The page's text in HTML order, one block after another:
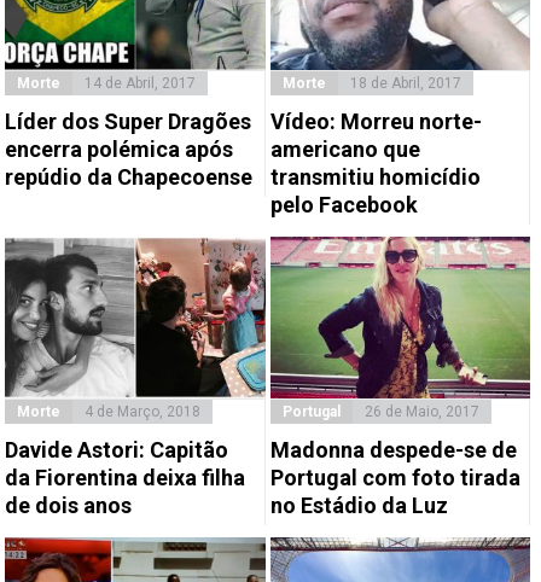
Morte 14 de Abril, 2017
Líder dos Super Dragões
encerra polémica após
repúdio da Chapecoense
Morte 18 de Abril, 2017
Vídeo: Morreu norte-
americano que
transmitiu homicídio
pelo Facebook
Morte 4 de Março, 2018
Davide Astori: Capitão
da Fiorentina deixa filha
de dois anos
Portugal 26 de Maio, 2017
Madonna despede-se de
Portugal com foto tirada
no Estádio da Luz